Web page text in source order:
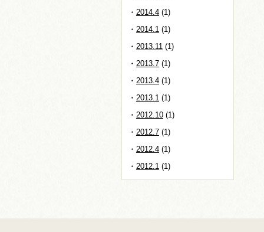
2014.4 (1)
2014.1 (1)
2013.11 (1)
2013.7 (1)
2013.4 (1)
2013.1 (1)
2012.10 (1)
2012.7 (1)
2012.4 (1)
2012.1 (1)